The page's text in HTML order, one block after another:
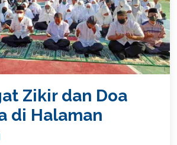
Zikir dan Doa
di Halaman